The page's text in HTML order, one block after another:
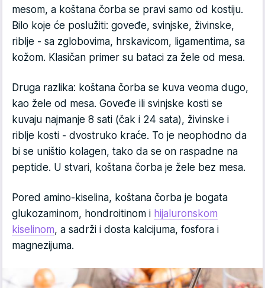
mesom, a koštana čorba se pravi samo od kostiju.
Bilo koje će poslužiti: goveđe, svinjske, živinske,
riblje - sa zglobovima, hrskavicom, ligamentima, sa
kožom. Klasičan primer su bataci za žele od mesa.
Druga razlika: koštana čorba se kuva veoma dugo,
kao žele od mesa. Goveđe ili svinjske kosti se
kuvaju najmanje 8 sati (čak i 24 sata), živinske i
riblje kosti - dvostruko kraće. To je neophodno da
bi se uništio kolagen, tako da se on raspadne na
peptide. U stvari, koštana čorba je žele bez mesa.
Pored amino-kiselina, koštana čorba je bogata
glukozaminom, hondroitinom i hijaluronskom
kiselinom, a sadrži i dosta kalcijuma, fosfora i
magnezijuma.